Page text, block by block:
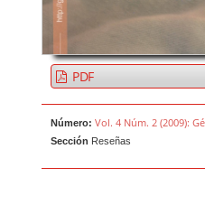
PDF
Número: Vol. 4 Núm. 2 (2009):
Sección Reseñas